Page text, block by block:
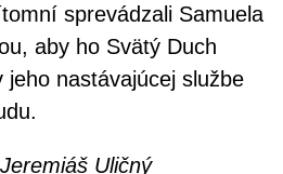
sprevádzali Samuela
aby ho Svätý Duch
jeho nastávajúcej službe
Uličný